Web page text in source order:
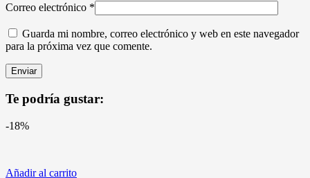
Correo electrónico *
Guarda mi nombre, correo electrónico y web en este navegador
para la próxima vez que comente.
Te podría gustar:
-18%
Añadir al carrito